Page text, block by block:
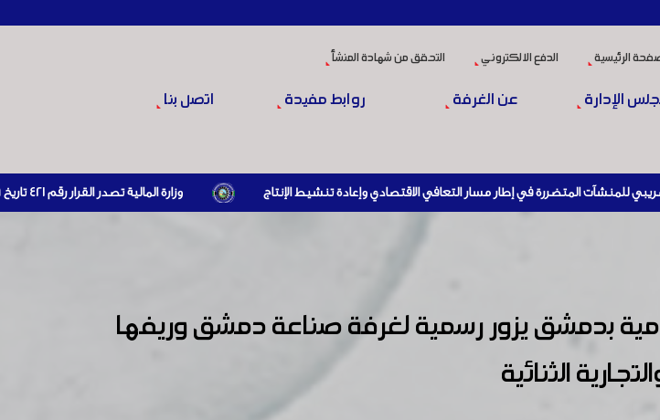
الرئيسية الدفع الالكتروني التحقق من شهادة المنشأ
الإدارة عن الغرفة روابط مفيدة اتصل بنا
وزارة المالية تصدر القرار رقم 421 تاريخ 24/3/2026 المتضمن الزام المستوردين بإبراز براءة ذمة مالية سارية صادرة عن الهيئة العامة للضرائب والرسوم أو مديرياتها عند القيام بعمليات الاستيراد
بدمشق يزور رسمية لغرفة صناعة دمشق وريفها
الثنائية